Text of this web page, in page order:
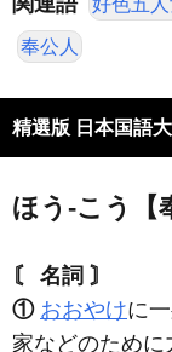
好色五
奉公人
精選版 日本国語
ほう‐こう【
〘 名詞 〙
① おおやけに
家などのために